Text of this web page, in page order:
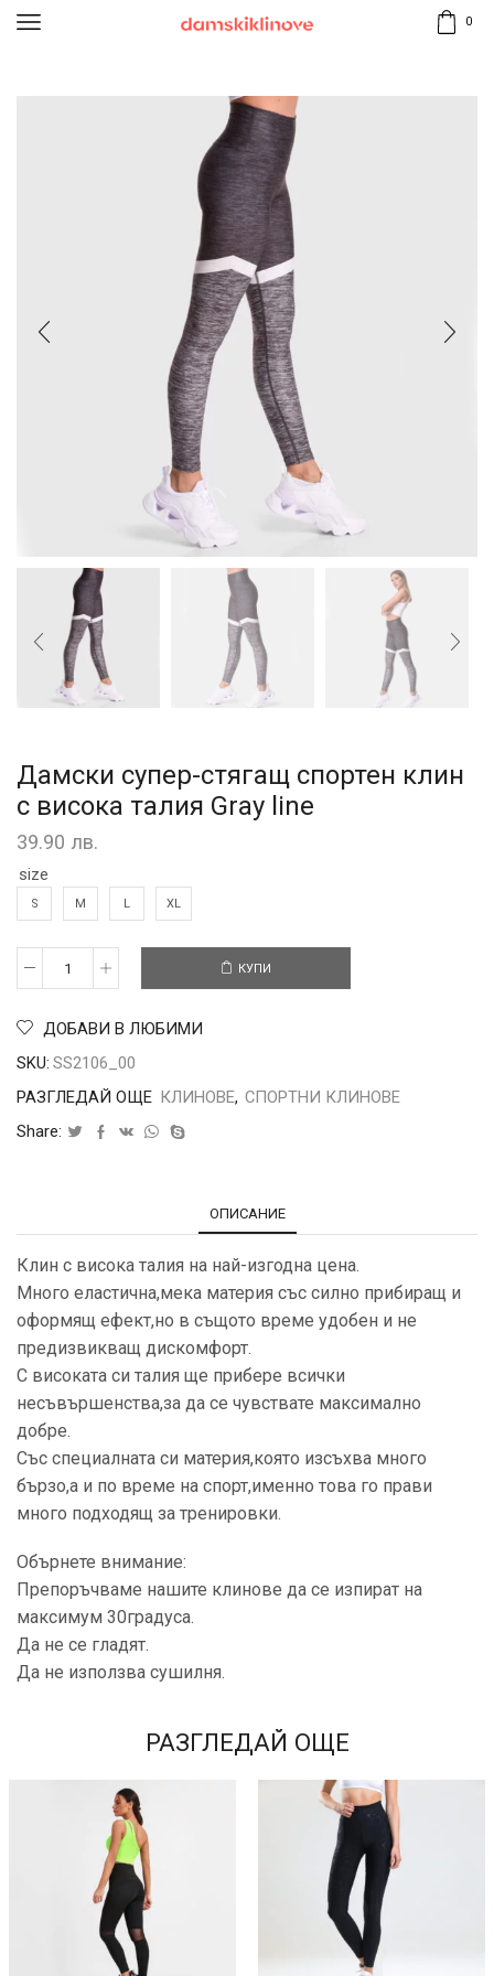
0
Дамски супер-стягащ спортен клин
с висока талия Gray line
39.90 лв.
size
S M L XL
КУПИ
ДОБАВИ В ЛЮБИМИ
SKU: SS2106_00
РАЗГЛЕДАЙ ОЩЕ КЛИНОВЕ, СПОРТНИ КЛИНОВЕ
Share:
ОПИСАНИЕ
Клин с висока талия на най-изгодна цена.
Много еластична,мека материя със силно прибиращ и
оформящ ефект,но в същото време удобен и не
предизвикващ дискомфорт.
С високата си талия ще прибере всички
несъвършенства,за да се чувствате максимално
добре.
Със специалната си материя,която изсъхва много
бързо,а и по време на спорт,именно това го прави
много подходящ за тренировки.
Обърнете внимание:
Препоръчваме нашите клинове да се изпират на
максимум 30градуса.
Да не се гладят.
Да не използва сушилня.
РАЗГЛЕДАЙ ОЩЕ